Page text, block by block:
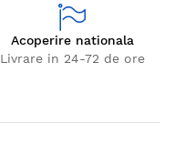
Acoperire nationala
Livrare in 24-72 de ore